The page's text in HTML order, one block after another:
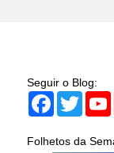
Seguir o Blog:
Facebook
Twitter
Folhetos da